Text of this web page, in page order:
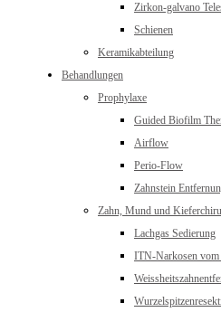
Zirkon-galvano
Schienen
Keramikabteilung
Behandlungen
Prophylaxe
Guided Biofilm
Airflow
Perio-Flow
Zahnstein
Zahn, Mund und
Lachgas Sedierung
ITN-Narkosen vom